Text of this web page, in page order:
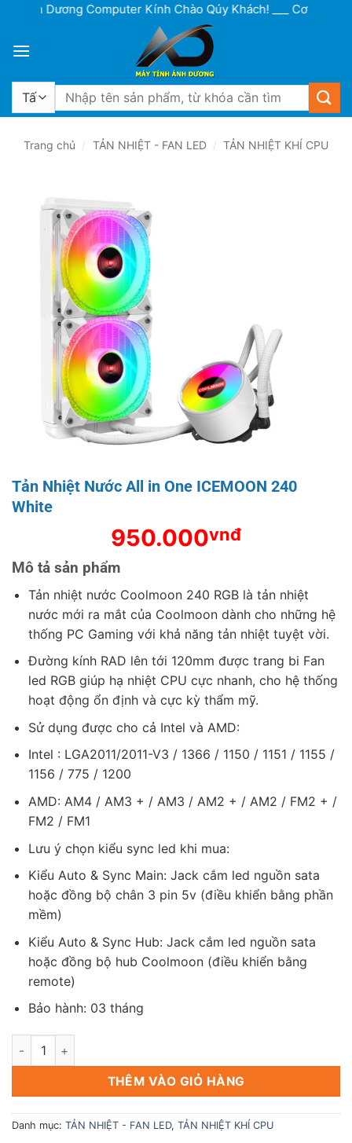
nội
Ánh Dương Computer Kính Chào Qúy Khách! ___ Cơ sở 1:
Tìm
kiếm:
Trang chủ / TẢN NHIỆT - FAN LED / TẢN NHIỆT KHÍ CPU
Tản Nhiệt Nước All in One ICEMOON 240
White
950.000vnđ
Mô tả sản phẩm
Tản nhiệt nước Coolmoon 240 RGB là tản nhiệt
nước mới ra mắt của Coolmoon dành cho những hệ
thống PC Gaming với khả năng tản nhiệt tuyệt vời.
Đường kính RAD lên tới 120mm được trang bi Fan
led RGB giúp hạ nhiệt CPU cực nhanh, cho hệ thống
hoạt động ổn định và cực kỳ thẩm mỹ.
Sử dụng được cho cả Intel và AMD:
Intel : LGA2011/2011-V3 / 1366 / 1150 / 1151 / 1155 /
1156 / 775 / 1200
AMD: AM4 / AM3 + / AM3 / AM2 + / AM2 / FM2 + /
FM2 / FM1
Lưu ý chọn kiểu sync led khi mua:
Kiểu Auto & Sync Main: Jack cắm led nguồn sata
hoặc đồng bộ chân 3 pin 5v (điều khiển bằng phần
mềm)
Kiểu Auto & Sync Hub: Jack cắm led nguồn sata
hoặc đồng bộ hub Coolmoon (điều khiển bằng
remote)
Bảo hành: 03 tháng
Tản Nhiệt Nước All in One ICEMOON 240 White số lượng
THÊM VÀO GIỎ HÀNG
Danh mục: TẢN NHIỆT - FAN LED, TẢN NHIỆT KHÍ CPU